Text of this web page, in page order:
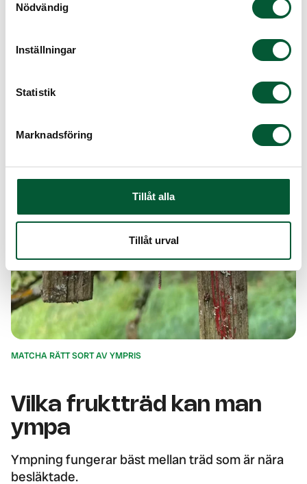
Nödvändig
Inställningar
Statistik
Marknadsföring
Tillåt alla
Tillåt urval
MATCHA RÄTT SORT AV YMPRIS
Vilka fruktträd kan man
ympa
Ympning fungerar bäst mellan träd som är nära
besläktade.